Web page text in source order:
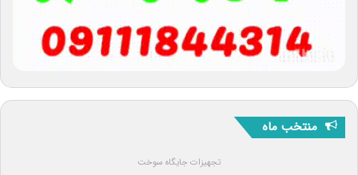
منتخب ماه
تجهیزات جایگاه سوخت